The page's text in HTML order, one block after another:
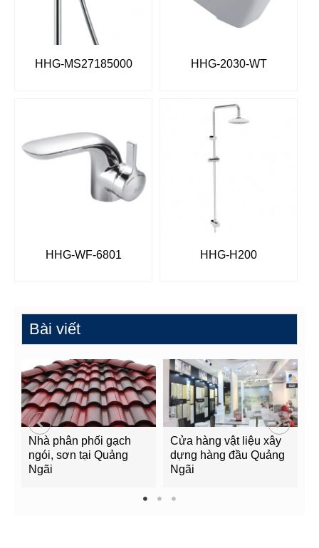
HHG-MS27185000 HHG-2030-WT
HHG-WF-6801 HHG-H200
Bài viết
Nhà phân phối gạch
ngói, sơn tại Quảng
Ngãi
Cửa hàng vật liệu xây
dựng hàng đầu Quảng
Ngãi
1 2 3